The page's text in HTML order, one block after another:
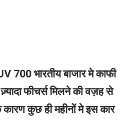
700 भारतीय बाजार मे काफी
फीचर्स मिलने की वज़ह से
कुछ ही महीनों मे इस कार